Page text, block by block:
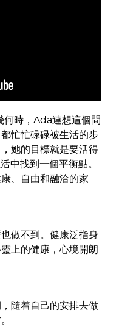
何時，Ada連想這個問
忙忙碌碌被生活的步
她的目標就是要活得
中找到一個平衡點。
、自由和融洽的家
做不到。健康泛指身
上的健康，心境開朗
隨着自己的安排去做